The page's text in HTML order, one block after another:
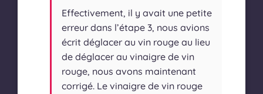
Effectivement, il y avait une petite
erreur dans l’étape 3, nous avions
écrit déglacer au vin rouge au lieu
de déglacer au vinaigre de vin
rouge, nous avons maintenant
corrigé. Le vinaigre de vin rouge